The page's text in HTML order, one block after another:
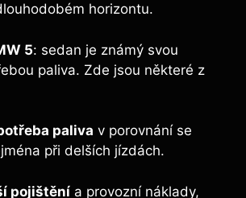
horizontu.
5: sedan je známý svou
paliva. Zde jsou některé z
paliva v porovnání se
při delších jízdách.
pojištění a provozní náklady,